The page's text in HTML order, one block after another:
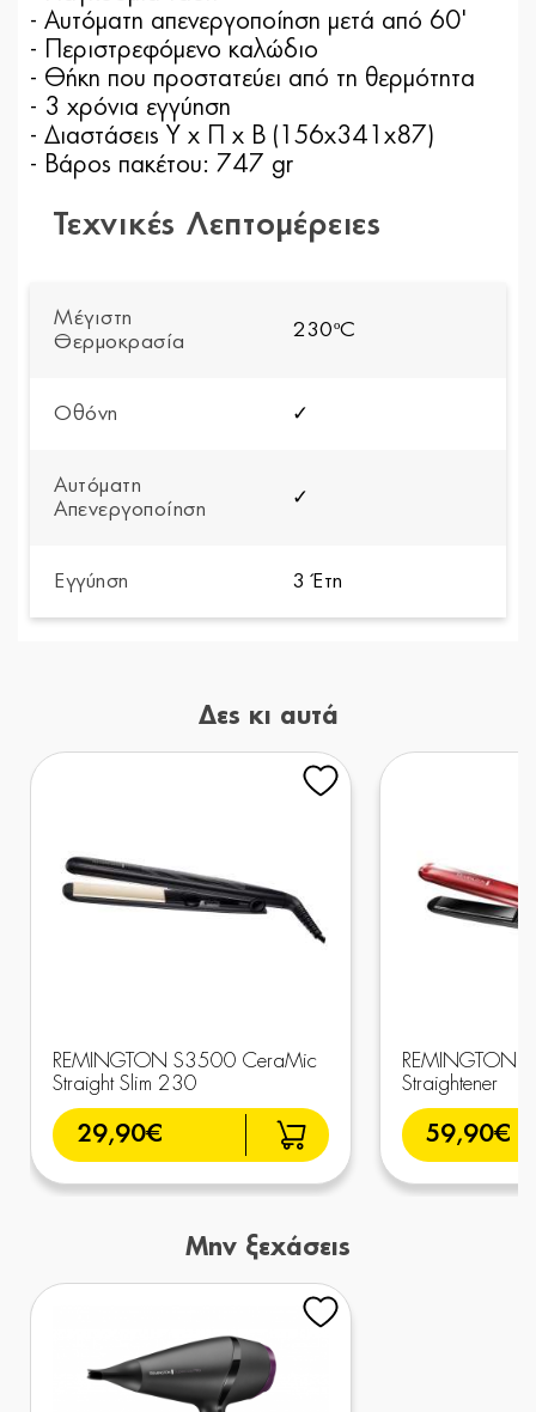
- Αυτόματη απενεργοποίηση μετά από 60'
- Περιστρεφόμενο καλώδιο
- Θήκη που προστατεύει από τη θερμότητα
- 3 χρόνια εγγύηση
- Διαστάσεις Υ x Π x Β (156x341x87)
- Βάρος πακέτου: 747 gr
Τεχνικές Λεπτομέρειες
Μέγιστη
Θερμοκρασία
230ºC
Οθόνη ✓
Αυτόματη
Απενεργοποίηση
✓
Εγγύηση 3 Έτη
Δες κι αυτά
REMINGTON S3500 CeraMic
Straight Slim 230
29,90€
REMINGTON
Straightener
59,90€
Μην ξεχάσεις